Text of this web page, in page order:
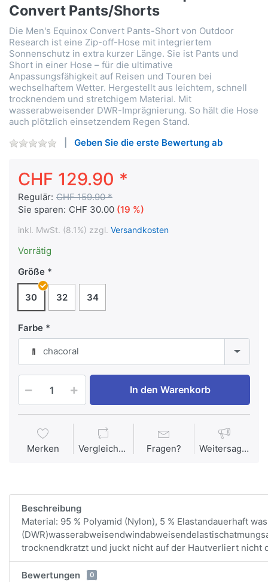
Convert Pants/Shorts
Die Men's Equinox Convert Pants-Short von Outdoor
Research ist eine Zip-off-Hose mit integriertem
Sonnenschutz in extra kurzer Länge. Sie ist Pants und
Short in einer Hose – für die ultimative
Anpassungsfähigkeit auf Reisen und Touren bei
wechselhaftem Wetter. Hergestellt aus leichtem, schnell
trocknendem und stretchigem Material. Mit
wasserabweisender DWR-Imprägnierung. So hält die Hose
auch plötzlich einsetzendem Regen Stand.
Geben Sie die erste Bewertung ab
CHF 129.90 *
Regulär: CHF 159.90 *
Sie sparen: CHF 30.00 (19 %)
inkl. MwSt. (8.1%) zzgl. Versandkosten
Vorrätig
Größe
30 32 34
Farbe
chacoral
In den Warenkorb
Merken Vergleichen Fragen? Weitersagen
Beschreibung
Material: 95 % Polyamid (Nylon), 5 % Elastandauerhaft
trocknendkratzt und juckt nicht auf der Hautverliert nicht
Bewertungen 0